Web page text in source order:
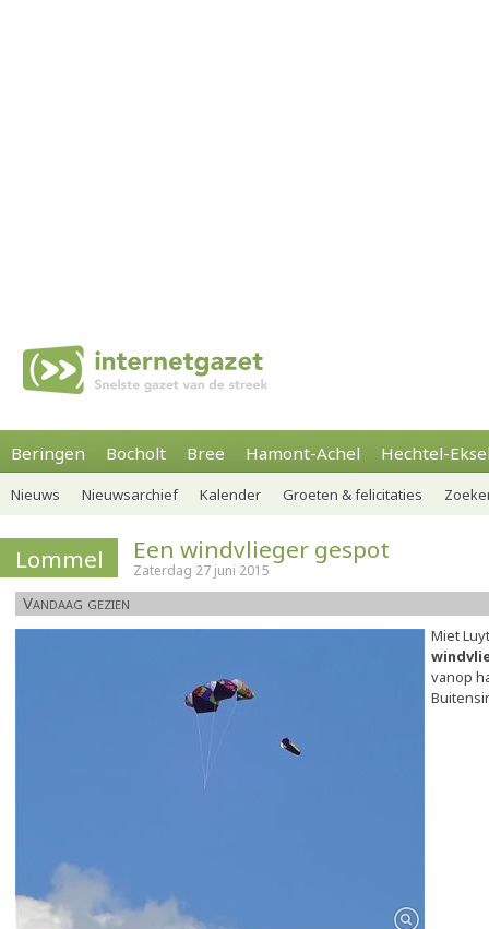
Beringen Bocholt Bree Hamont-Achel Hechtel-
Nieuws Nieuwsarchief Kalender Groeten & felicitaties
Lommel Een windvlieger gespot
Zaterdag 27 juni 2015
Vandaag gezien
Miet
vanop